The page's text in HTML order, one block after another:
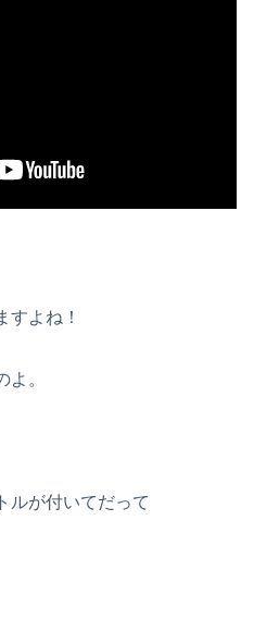
すよね！
。
ルが付いてだって